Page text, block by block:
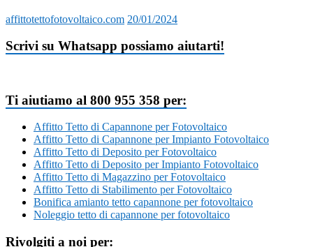
affittotettofotovoltaico.com 20/01/2024
Scrivi su Whatsapp possiamo aiutarti!
Ti aiutiamo al 800 955 358 per:
Affitto Tetto di Capannone per Fotovoltaico
Affitto Tetto di Capannone per Impianto Fotovoltaico
Affitto Tetto di Deposito per Fotovoltaico
Affitto Tetto di Deposito per Impianto Fotovoltaico
Affitto Tetto di Magazzino per Fotovoltaico
Affitto Tetto di Stabilimento per Fotovoltaico
Bonifica amianto tetto capannone per fotovoltaico
Noleggio tetto di capannone per fotovoltaico
Rivolgiti a noi per: